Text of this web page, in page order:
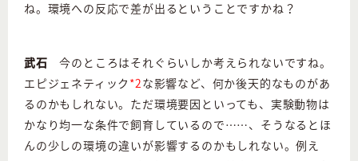
ね。環境への反応で差が出るということですかね？
武石 今のところはそれぐらいしか考えられないですね。
エピジェネティック *2な影響など、何か後天的なものがあ
るのかもしれない。ただ環境要因といっても、実験動物は
かなり均一な条件で飼育しているので……、そうなるとほ
んの少しの環境の違いが影響するのかもしれない。例え